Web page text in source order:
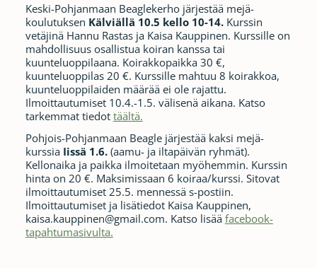
Keski-Pohjanmaan Beaglekerho järjestää mejä-
koulutuksen Kälviällä 10.5 kello 10-14.Kurssin
vetäjinä Hannu Rastas ja Kaisa Kauppinen. Kurssille on
mahdollisuus osallistua koiran kanssa tai
kuunteluoppilaana. Koirakkopaikka 30 €,
kuunteluoppilas 20 €. Kurssille mahtuu 8 koirakkoa,
kuunteluoppilaiden määrää ei ole rajattu.
Ilmoittautumiset 10.4.-1.5. välisenä aikana. Katso
tarkemmat tiedot täältä.
Pohjois-Pohjanmaan Beagle järjestää kaksi mejä-
kurssia Iissä 1.6.(aamu- ja iltapäivän ryhmät).
Kellonaika ja paikka ilmoitetaan myöhemmin. Kurssin
hinta on 20 €. Maksimissaan 6 koiraa/kurssi. Sitovat
ilmoittautumiset 25.5. mennessä s-postiin.
Ilmoittautumiset ja lisätiedot Kaisa Kauppinen,
kaisa.kauppinen@gmail.com. Katso lisää facebook-
tapahtumasivulta.